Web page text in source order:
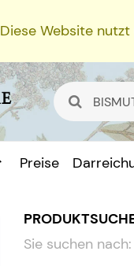
Diese Website
Preise
Sie suchen nach: